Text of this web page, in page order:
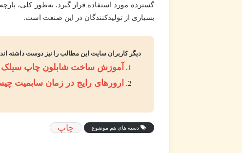
گسترده مورد استفاده قرار گیرد. به‌طور کلی،
بسیاری از تولیدکنندگان در این صنعت است.
دیگر کاربران سایت این مطالب را نیز دوست داشته اند
آموزش ساخت شابلون چاپ سیلک
ارورهای رایج در زمان سابمیت
دسته های هم موضوع چاپ